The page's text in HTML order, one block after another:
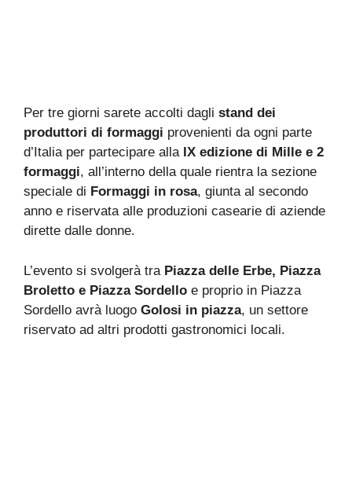
Per tre giorni sarete accolti dagli stand dei
produttori di formaggi provenienti da ogni parte
d’Italia per partecipare alla IX edizione di Mille e 2
formaggi, all’interno della quale rientra la sezione
speciale di Formaggi in rosa, giunta al secondo
anno e riservata alle produzioni casearie di aziende
dirette dalle donne.
L’evento si svolgerà tra Piazza delle Erbe, Piazza
Broletto e Piazza Sordello e proprio in Piazza
Sordello avrà luogo Golosi in piazza, un settore
riservato ad altri prodotti gastronomici locali.